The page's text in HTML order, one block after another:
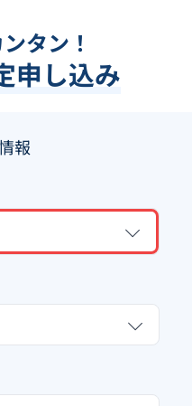
タン！
申し込み
報